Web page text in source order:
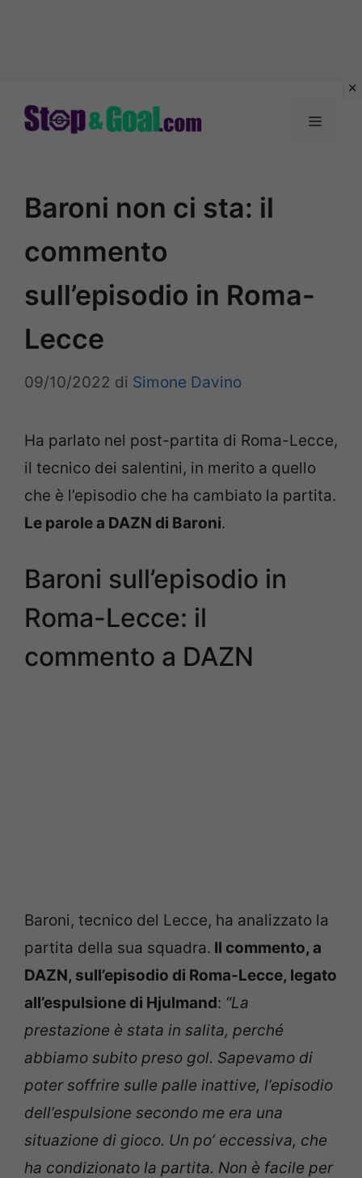
Menu
Baroni non ci sta: il
commento
sull’episodio in Roma-
Lecce
09/10/2022 di Simone Davino
Ha parlato nel post-partita di Roma-Lecce,
il tecnico dei salentini, in merito a quello
che è l’episodio che ha cambiato la partita.
Le parole a DAZN di Baroni.
Baroni sull’episodio in
Roma-Lecce: il
commento a DAZN
Baroni, tecnico del Lecce, ha analizzato la
partita della sua squadra. Il commento, a
DAZN, sull’episodio di Roma-Lecce, legato
all’espulsione di Hjulmand: “La
prestazione è stata in salita, perché
abbiamo subito preso gol. Sapevamo di
poter soffrire sulle palle inattive, l’episodio
dell’espulsione secondo me era una
situazione di gioco. Un po’ eccessiva, che
ha condizionato la partita. Non è facile per